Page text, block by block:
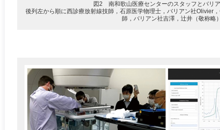
図2 南和歌山医療センターのスタッフとバリ
後列左から順に西診療放射線技師，石原医学物理士，バリアン社Olivier
師，バリアン社吉澤，辻井（敬称略